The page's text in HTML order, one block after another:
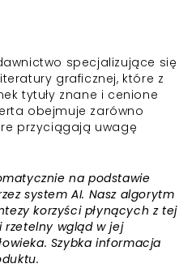
specjalizujące się
graficznej, które z
tytuły znane i cenione
obejmuje zarówno
przyciągają uwagę
na podstawie
system AI. Nasz algorytm
korzyści płynących z tej
rzetelny wgląd w jej
Szybka informacja